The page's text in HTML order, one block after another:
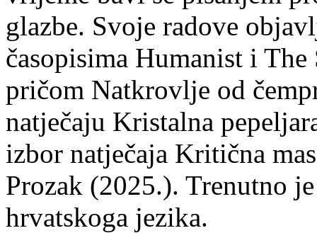
glazbe. Svoje radove
časopisima Humanist i
pričom Natkrovlje od
natječaju Kristalna
izbor natječaja Kritična
Prozak (2025.). Trenutno
hrvatskoga jezika.